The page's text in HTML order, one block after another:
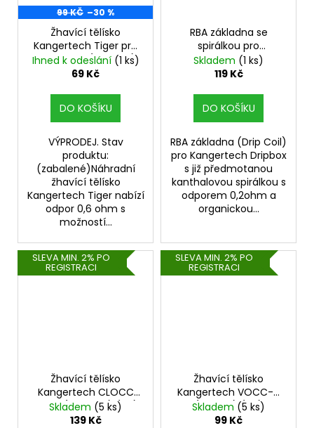
99 KČ –30 %
Žhavící tělísko
Kangertech Tiger pro
Five 6 Mini (0,6ohm)
(1ks) - VÝPRODEJ.
Ihned k odeslání (1 ks)
69 Kč
DO KOŠÍKU
VÝPRODEJ. Stav
produktu:
(zabalené)Náhradní
žhavící tělísko
Kangertech Tiger nabízí
odpor 0,6 ohm s
možností...
RBA základna se
spirálkou pro
Kangertech Dripbox
(0,2ohm) (1ks)
Skladem (1 ks)
119 Kč
DO KOŠÍKU
RBA základna (Drip Coil)
pro Kangertech Dripbox
s již předmotanou
kanthalovou spirálkou s
odporem 0,2ohm a
organickou...
SLEVA MIN. 2% PO
REGISTRACI
Žhavící tělísko
Kangertech CLOCC
Ni200 (0,15ohm) (1ks)
Skladem (5 ks)
139 Kč
SLEVA MIN. 2% PO
REGISTRACI
Žhavící tělísko
Kangertech VOCC-T
(1,2ohm) (1ks)
Skladem (5 ks)
99 Kč
JOYETECH
BF
ATOMIZER
0,6OHM